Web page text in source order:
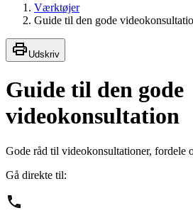
Værktøjer
Guide til den gode
Udskriv
Guide til den gode
videokonsultation
Gode råd til videokonsultationer, fordele
Gå direkte til: